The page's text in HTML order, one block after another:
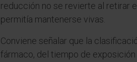
reducción no se revierte al retirar
permitía mantenerse vivas.
Conviene señalar que la
fármaco, del tiempo de